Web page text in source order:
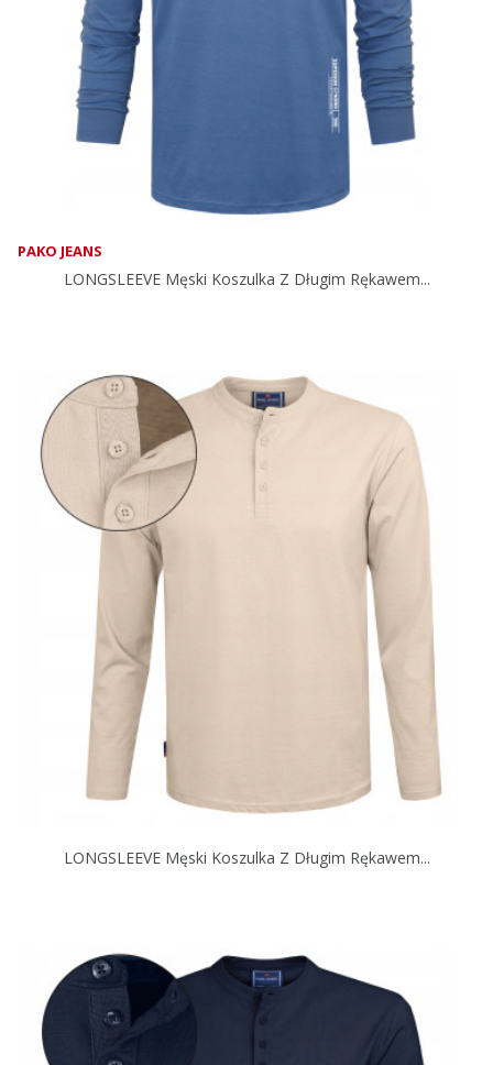
PAKO JEANS
LONGSLEEVE Męski Koszulka Z Długim Rękawem...
LONGSLEEVE Męski Koszulka Z Długim Rękawem...